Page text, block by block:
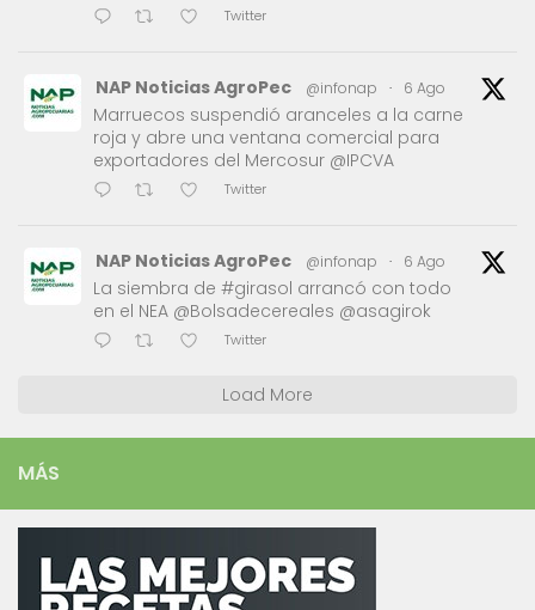
Twitter
NAP Noticias AgroPec @infonap · 6 Ago
Marruecos suspendió aranceles a la carne
roja y abre una ventana comercial para
exportadores del Mercosur @IPCVA
Twitter
NAP Noticias AgroPec @infonap · 6 Ago
La siembra de #girasol arrancó con todo
en el NEA @Bolsadecereales @asagirok
Twitter
Load More
MÁS